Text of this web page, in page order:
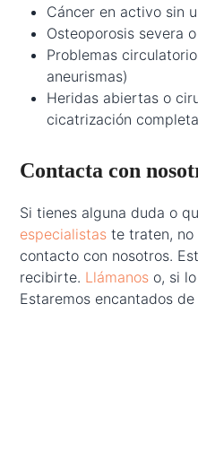
Cáncer en activo sin
Osteoporosis severa
Problemas
aneurismas)
Heridas abiertas o
cicatrización completa
Contacta con
Si tienes alguna duda o
especialistas te traten, no
contacto con nosotros.
recibirte. Llámanos o, si
Estaremos encantados